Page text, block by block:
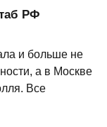
РФ
и больше не
а в Москве
Все